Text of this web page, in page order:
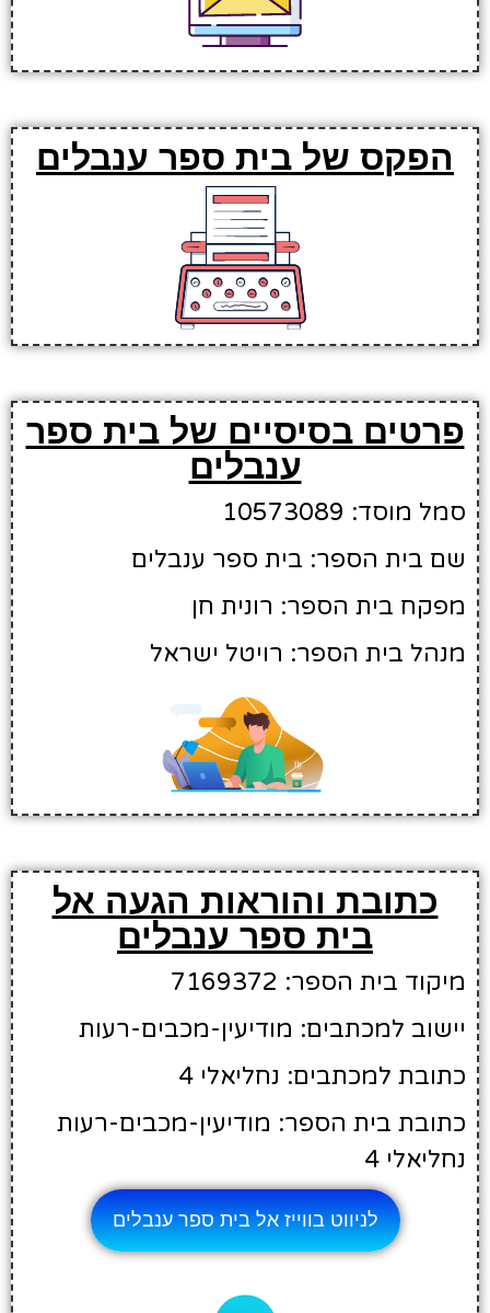
הפקס של בית ספר ענבלים
פרטים בסיסיים של בית ספר
ענבלים
סמל מוסד: 10573089
שם בית הספר: בית ספר ענבלים
מפקח בית הספר: רונית חן
מנהל בית הספר: רויטל ישראל
כתובת והוראות הגעה אל
בית ספר ענבלים
מיקוד בית הספר: 7169372
יישוב למכתבים: מודיעין-מכבים-רעות
כתובת למכתבים: נחליאלי 4
כתובת בית הספר: מודיעין-מכבים-רעות
נחליאלי 4
לניווט בווייז אל בית ספר ענבלים